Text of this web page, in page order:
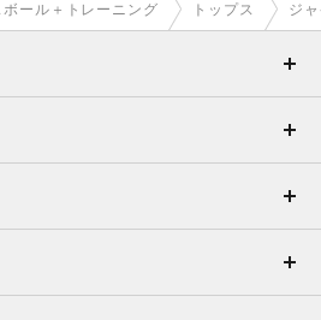
ール＋トレーニング トップス ジ